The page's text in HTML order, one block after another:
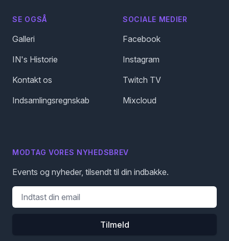
SE OGSÅ
Galleri
IN's Historie
Kontakt os
Indsamlingsregnskab
SOCIALE MEDIER
Facebook
Instagram
Twitch TV
Mixcloud
MODTAG VORES NYHEDSBREV
Events og nyheder, tilsendt til din indbakke.
Tilmeld